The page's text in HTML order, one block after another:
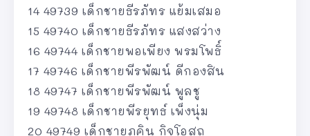
14 49739 เด็กชายธีรภัทร แย้มเสมอ
15 49740 เด็กชายธีรภัทร แสงสว่าง
16 49744 เด็กชายพอเพียง พรมโพธิ์
17 49746 เด็กชายพีรพัฒน์ ดีกองสิน
18 49747 เด็กชายพีรพัฒน์ พูลชู
19 49748 เด็กชายพีรยุทธ์ เพ็งนุ่ม
20 49749 เด็กชายภคิน กิจโอสถ